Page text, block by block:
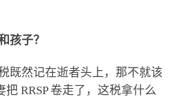
孩子？
既然记在逝者头上，那不就该
RRSP 卷走了，这税拿什么